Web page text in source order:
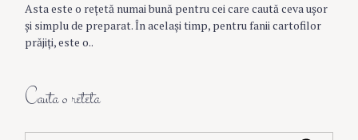
Asta este o rețetă numai bună pentru cei care caută ceva ușor
și simplu de preparat. În același timp, pentru fanii cartofilor
prăjiți, este o..
Cauta o reteta